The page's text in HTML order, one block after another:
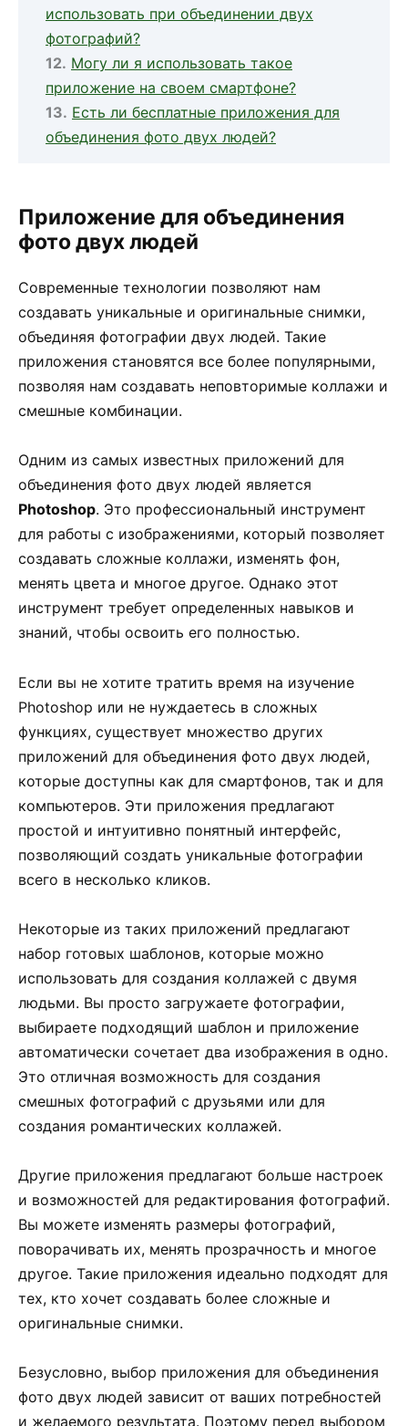
использовать при объединении двух
фотографий?
Могу ли я использовать такое
приложение на своем смартфоне?
Есть ли бесплатные приложения для
объединения фото двух людей?
Приложение для объединения
фото двух людей
Современные технологии позволяют нам
создавать уникальные и оригинальные снимки,
объединяя фотографии двух людей. Такие
приложения становятся все более популярными,
позволяя нам создавать неповторимые коллажи и
смешные комбинации.
Одним из самых известных приложений для
объединения фото двух людей является
Photoshop. Это профессиональный инструмент
для работы с изображениями, который позволяет
создавать сложные коллажи, изменять фон,
менять цвета и многое другое. Однако этот
инструмент требует определенных навыков и
знаний, чтобы освоить его полностью.
Если вы не хотите тратить время на изучение
Photoshop или не нуждаетесь в сложных
функциях, существует множество других
приложений для объединения фото двух людей,
которые доступны как для смартфонов, так и для
компьютеров. Эти приложения предлагают
простой и интуитивно понятный интерфейс,
позволяющий создать уникальные фотографии
всего в несколько кликов.
Некоторые из таких приложений предлагают
набор готовых шаблонов, которые можно
использовать для создания коллажей с двумя
людьми. Вы просто загружаете фотографии,
выбираете подходящий шаблон и приложение
автоматически сочетает два изображения в одно.
Это отличная возможность для создания
смешных фотографий с друзьями или для
создания романтических коллажей.
Другие приложения предлагают больше настроек
и возможностей для редактирования фотографий.
Вы можете изменять размеры фотографий,
поворачивать их, менять прозрачность и многое
другое. Такие приложения идеально подходят для
тех, кто хочет создавать более сложные и
оригинальные снимки.
Безусловно, выбор приложения для объединения
фото двух людей зависит от ваших потребностей
и желаемого результата. Поэтому перед выбором